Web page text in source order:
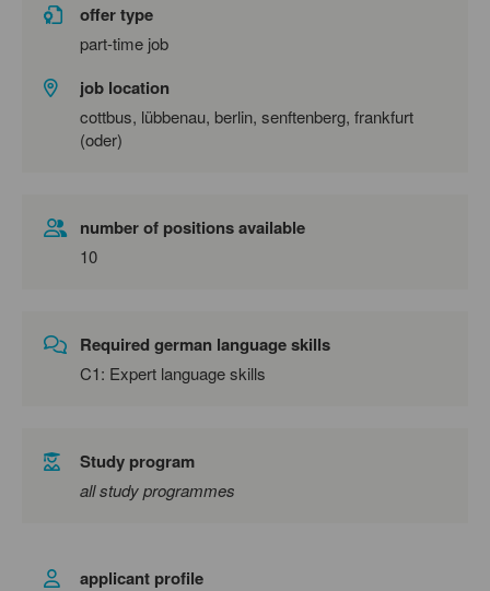
offer type
part-time job
job location
cottbus, lübbenau, berlin, senftenberg, frankfurt
(oder)
number of positions available
10
Required german language skills
C1: Expert language skills
Study program
all study programmes
applicant profile